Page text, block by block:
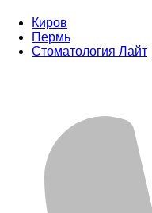
Киров
Пермь
Стоматология Лайт